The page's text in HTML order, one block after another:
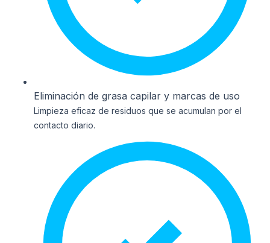
Eliminación de grasa capilar y marcas de uso
Limpieza eficaz de residuos que se acumulan por el
contacto diario.